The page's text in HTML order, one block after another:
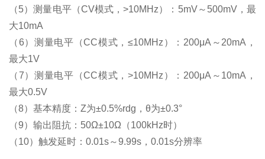
（5）测量电平（CV模式，>10MHz）：5mV～500mV，最
大10mA
（6）测量电平（CC模式，≤10MHz）：200μA～20mA，
最大1V
（7）测量电平（CC模式，>10MHz）：200μA～10mA，
最大0.5V
（8）基本精度：Z为±0.5%rdg，θ为±0.3°
（9）输出阻抗：50Ω±10Ω（100kHz时）
（10）触发延时：0.01s～9.99s，0.01s分辨率